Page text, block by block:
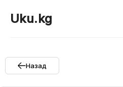
Uku.kg
Назад